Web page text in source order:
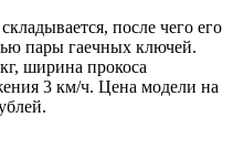
после чего его
пары гаечных ключей.
ширина прокоса
3 км/ч. Цена модели на